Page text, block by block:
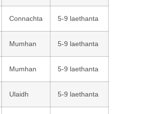
Connachta 5-9 laethanta
Mumhan 5-9 laethanta
Mumhan 5-9 laethanta
Ulaidh 5-9 laethanta